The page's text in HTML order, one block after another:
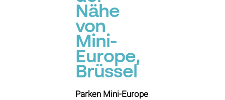
Nähe
von
Mini-
Europe,
Brüssel
Parken Mini-Europe